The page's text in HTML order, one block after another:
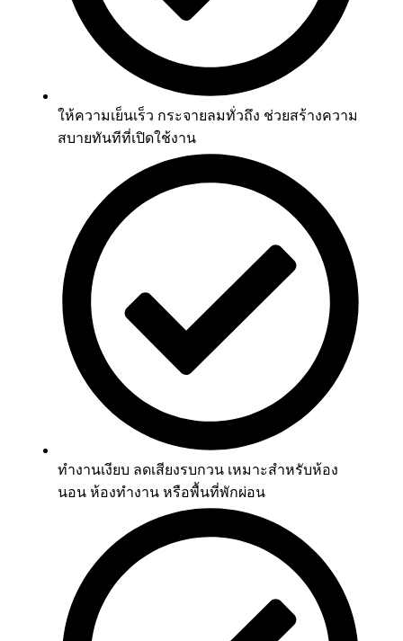
ให้ความเย็นเร็ว กระจายลมทั่วถึง ช่วยสร้างความ
สบายทันทีที่เปิดใช้งาน
ทำงานเงียบ ลดเสียงรบกวน เหมาะสำหรับห้อง
นอน ห้องทำงาน หรือพื้นที่พักผ่อน